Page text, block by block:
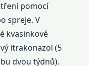
pomocí
spreje. V
kvasinkové
itrakonazol (5
dvou týdnů).